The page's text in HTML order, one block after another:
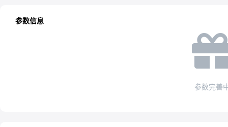
参数信息
参数完善